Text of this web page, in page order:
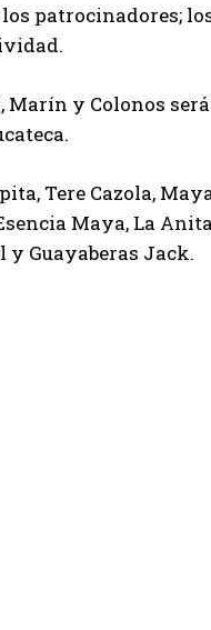
patrocinadores;
Marín y Colonos
Tere Cazola,
Maya, La
y Guayaberas Jack.